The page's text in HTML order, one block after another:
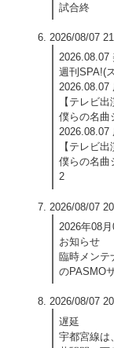
試合終
2026/08/07
2026.08.07
週刊SPA!(
2026.08.07
【テレビ
僕らの名曲
2026.08.07
【テレビ
僕らの名曲
2
2026/08/07
2026年08月
お知らせ
臨時メンテ
のPASMO
2026/08/07
遅延
宇都宮線は